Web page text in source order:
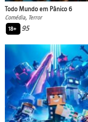
Todo Mundo em Pânico 6
Comédia, Terror
18+
95